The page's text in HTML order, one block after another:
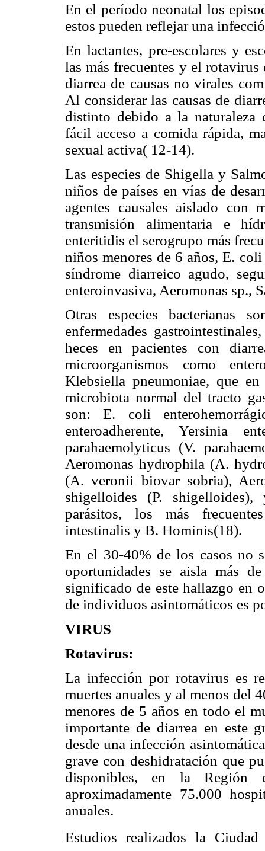
En el período neonatal los
estos pueden reflejar una
En lactantes, pre-escolares y
las más frecuentes y el
diarrea de causas no virales
Al considerar las causas de
distinto debido a la naturaleza
fácil acceso a comida rápida,
sexual activa( 12-14).
Las especies de Shigella y
niños de países en vías de
agentes causales aislado con
transmisión alimentaria e
enteritidis el serogrupo más
niños menores de 6 años, E.
síndrome diarreico agudo,
enteroinvasiva, Aeromonas sp.,
Otras especies bacterianas
enfermedades
heces en pacientes con
microorganismos como
Klebsiella pneumoniae, que
microbiota normal del tracto
son: E. coli
enteroadherente, Yersinia
parahaemolyticus (V.
Aeromonas hydrophila (A.
(A. veronii biovar sobria),
shigelloides (P.
parásitos, los más
intestinalis y B. Hominis(18).
En el 30-40% de los casos no
oportunidades se aisla más
significado de este hallazgo en
de individuos asintomáticos es
VIRUS
Rotavirus:
La infección por rotavirus es
muertes anuales y al menos del
menores de 5 años en todo el
importante de diarrea en este
desde una infección
grave con deshidratación que
disponibles, en la Región
aproximadamente 75.000
anuales.
Estudios realizados la Ciudad